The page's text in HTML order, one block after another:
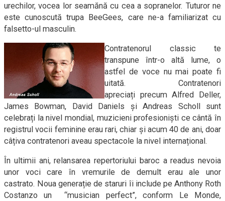
urechilor, vocea lor seamănă cu cea a sopranelor. Tuturor ne
este cunoscută trupa BeeGees, care ne-a familiarizat cu
falsetto-ul masculin.
Contratenorul classic te
transpune într-o altă lume, o
astfel de voce nu mai poate fi
uitată. Contratenori
apreciați precum Alfred Deller,
James Bowman, David Daniels și Andreas Scholl sunt
celebrați la nivel mondial, muzicieni profesioniști ce cântă în
registrul vocii feminine erau rari, chiar și acum 40 de ani, doar
câțiva contratenori aveau spectacole la nivel internațional.
În ultimii ani, relansarea repertoriului baroc a readus nevoia
unor voci care în vremurile de demult erau ale unor
castrato. Noua generație de staruri îi include pe Anthony Roth
Costanzo un “musician perfect”, conform Le Monde,